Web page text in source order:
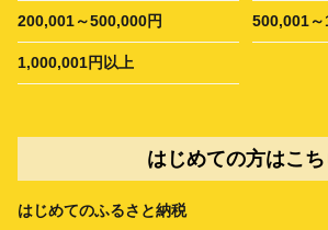
200,001～500,000円 500,001～
1,000,001円以上
はじめての方はこち
はじめてのふるさと納税